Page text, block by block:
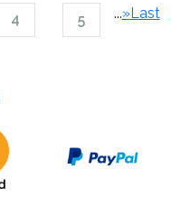
4 5 ...»Last